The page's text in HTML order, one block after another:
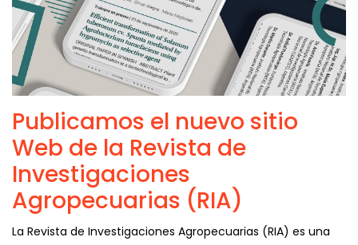
Publicamos el nuevo sitio
Web de la Revista de
Investigaciones
Agropecuarias (RIA)
La Revista de Investigaciones Agropecuarias (RIA) es una